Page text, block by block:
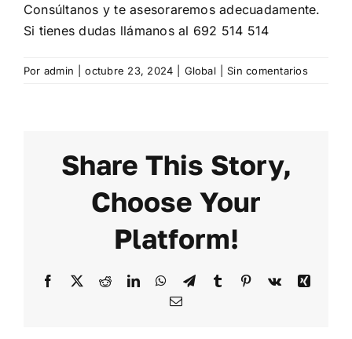
Consúltanos y te asesoraremos adecuadamente.
Si tienes dudas llámanos al 692 514 514
Por admin octubre 23, 2024 Global Sin comentarios
Share This Story,
Choose Your
Platform!
Facebook
X RedditLinkedInWhatsApp
TelegramTumblr Pinterest
Vk
Xing
Correo